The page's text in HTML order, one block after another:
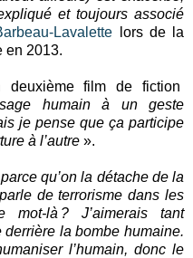
et toujours associé
Lavalette lors de la
en 2013.
film de fiction
humain à un geste
je pense que ça participe
à l’autre ».
qu’on la détache de la
de terrorisme dans les
mot-là ? J’aimerais tant
la bombe humaine.
l’humain, donc le